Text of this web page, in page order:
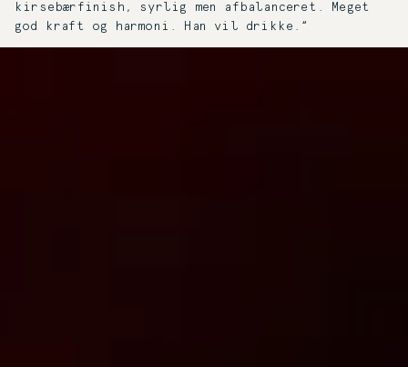
kirsebærfinish, syrlig men afbalanceret. Meget
god kraft og harmoni. Han vil drikke.“